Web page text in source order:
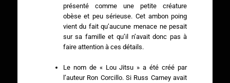
présenté comme une petite créature
obèse et peu sérieuse. Cet ambon poing
vient du fait qu’aucune menace ne pesait
sur sa famille et qu’il n’avait donc pas à
faire attention à ces détails.
Le nom de « Lou Jitsu » a été créé par
l’auteur Ron Corcillo. Si Russ Carney avait